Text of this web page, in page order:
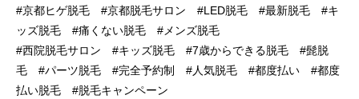
#京都ヒゲ脱毛 #京都脱毛サロン #LED脱毛 #最新脱毛 #キ
ッズ脱毛 #痛くない脱毛 #メンズ脱毛
#西院脱毛サロン #キッズ脱毛 #7歳からできる脱毛 #髭脱
毛 #パーツ脱毛 #完全予約制 #人気脱毛 #都度払い #都度
払い脱毛 #脱毛キャンペーン